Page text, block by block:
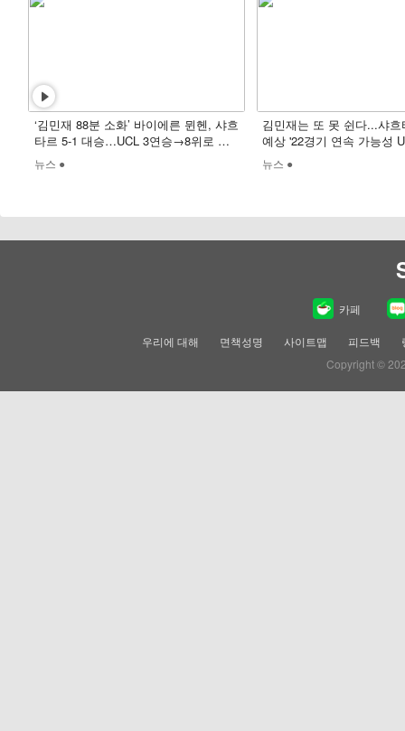
‘김민재 88분 소화’ 바이에른 뮌헨, 샤흐
타르 5-1 대승…UCL 3연승→8위로 상
승뉴스 ●
김민재는 또 못 쉰다...샤
예상 '22경기 연속 가능성
뉴스 ●
카페
우리에 대해 면책성명 사이트맵 피드백
Copyright ©